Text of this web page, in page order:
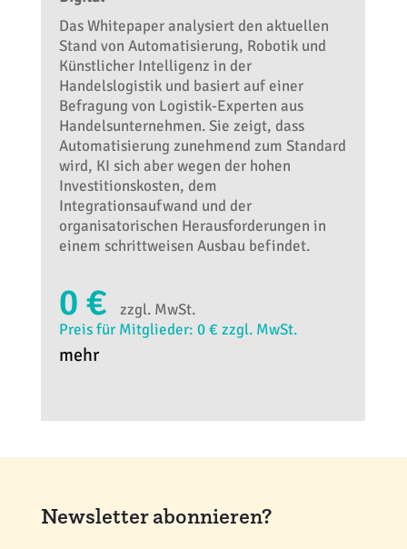
Das Whitepaper analysiert den aktuellen
Stand von Automatisierung, Robotik und
Künstlicher Intelligenz in der
Handelslogistik und basiert auf einer
Befragung von Logistik-Experten aus
Handelsunternehmen. Sie zeigt, dass
Automatisierung zunehmend zum Standard
wird, KI sich aber wegen der hohen
Investitionskosten, dem
Integrationsaufwand und der
organisatorischen Herausforderungen in
einem schrittweisen Ausbau befindet.
0 €
zzgl. MwSt.
Preis für Mitglieder: 0 € zzgl. MwSt.
mehr
Newsletter abonnieren?